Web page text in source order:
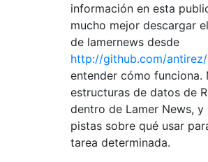
información en esta
mucho mejor descargar
de lamernews desde
http://github.com/
entender cómo funciona.
estructuras de datos de
dentro de Lamer News, y
pistas sobre qué usar
tarea determinada.